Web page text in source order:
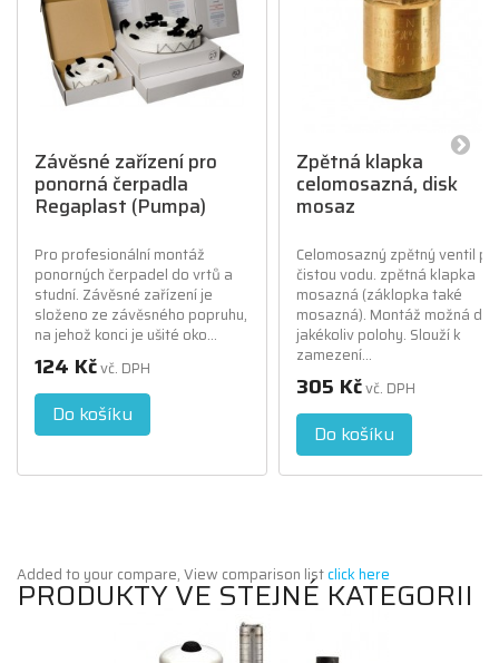
Závěsné zařízení pro
ponorná čerpadla
Regaplast (Pumpa)
Pro profesionální montáž
ponorných čerpadel do vrtů a
studní. Závěsné zařízení je
složeno ze závěsného popruhu,
na jehož konci je ušité oko...
124 Kčvč. DPH
Do košíku
Zpětná klapka
celomosazná, disk
mosaz
Celomosazný zpětný ventil
čistou vodu. zpětná klapka
mosazná (záklopka také
mosazná). Montáž možná do
jakékoliv polohy. Slouží k
zamezení...
305 Kčvč. DPH
Do košíku
Added to your compare, View comparison listclick here
PRODUKTY VE STEJNÉ KATEGORII